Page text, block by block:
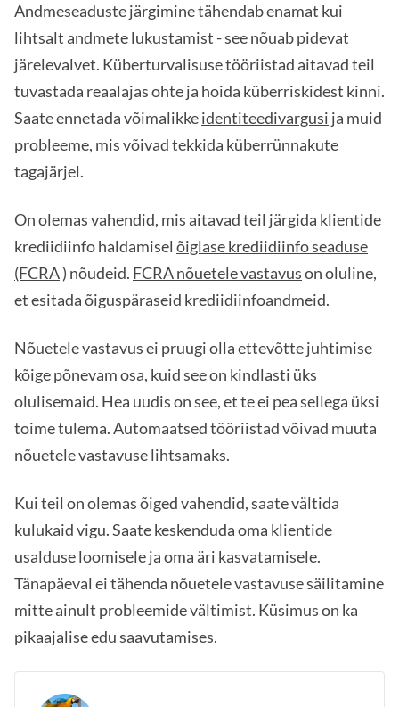
Andmeseaduste järgimine tähendab enamat kui
lihtsalt andmete lukustamist - see nõuab pidevat
järelevalvet. Küberturvalisuse tööriistad aitavad teil
tuvastada reaalajas ohte ja hoida küberriskidest kinni.
Saate ennetada võimalikkeidentiteedivargusi ja muid
probleeme, mis võivad tekkida küberrünnakute
tagajärjel.
On olemas vahendid, mis aitavad teil järgida klientide
krediidiinfo haldamisel õiglase krediidiinfo seaduse
(FCRA) nõudeid. FCRA nõuetele vastavuson oluline,
et esitada õiguspäraseid krediidiinfoandmeid.
Nõuetele vastavus ei pruugi olla ettevõtte juhtimise
kõige põnevam osa, kuid see on kindlasti üks
olulisemaid. Hea uudis on see, et te ei pea sellega üksi
toime tulema. Automaatsed tööriistad võivad muuta
nõuetele vastavuse lihtsamaks.
Kui teil on olemas õiged vahendid, saate vältida
kulukaid vigu. Saate keskenduda oma klientide
usalduse loomisele ja oma äri kasvatamisele.
Tänapäeval ei tähenda nõuetele vastavuse säilitamine
mitte ainult probleemide vältimist. Küsimus on ka
pikaajalise edu saavutamises.